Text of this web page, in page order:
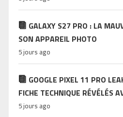
GALAXY S27 PRO : LA
SON APPAREIL PHOTO
5 jours ago
GOOGLE PIXEL 11 PRO
FICHE TECHNIQUE RÉVÉLÉS
5 jours ago